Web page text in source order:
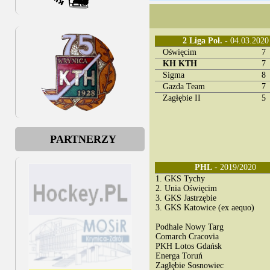
PARTNERZY
U oldbojów trochę
Najmłodsi kateheci
W Krakowie bez
Życzenia dla
Luty kadrowiczów
Za oceanem
Młodzicy na
Dwie kryniczanki w
Jedna wygrana
Koniec roku bez
2 Liga Poł. - 04.03.2020
Oświęcim
7
KH KTH
7
Sigma
8
Gazda Team
7
Zagłębie II
5
PHL - 2019/2020
1. GKS Tychy
2. Unia Oświęcim
3. GKS Jastrzębie
3. GKS Katowice (ex aequo)
Podhale Nowy Targ
Comarch Cracovia
PKH Lotos Gdańsk
Energa Toruń
Zagłębie Sosnowiec